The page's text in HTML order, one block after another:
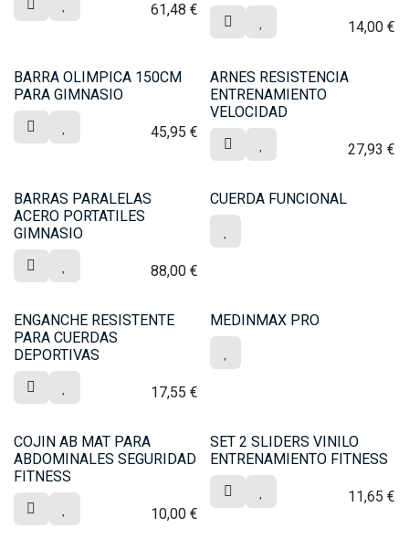
61,48 €
14,00€
BARRA OLIMPICA 150CM
PARA GIMNASIO
45,95 €
ARNES RESISTENCIA
ENTRENAMIENTO
VELOCIDAD
27,93 €
BARRAS PARALELAS
ACERO PORTATILES
GIMNASIO
88,00 €
CUERDA FUNCIONAL
ENGANCHE RESISTENTE
PARA CUERDAS
DEPORTIVAS
17,55 €
MEDINMAX PRO
COJIN AB MAT PARA
ABDOMINALES SEGURIDAD
FITNESS
10,00 €
SET 2 SLIDERS VINILO
ENTRENAMIENTO FITNESS
11,65 €